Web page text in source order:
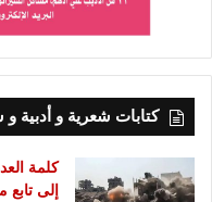
كتابات شعرية و أدبية
إلى تابع